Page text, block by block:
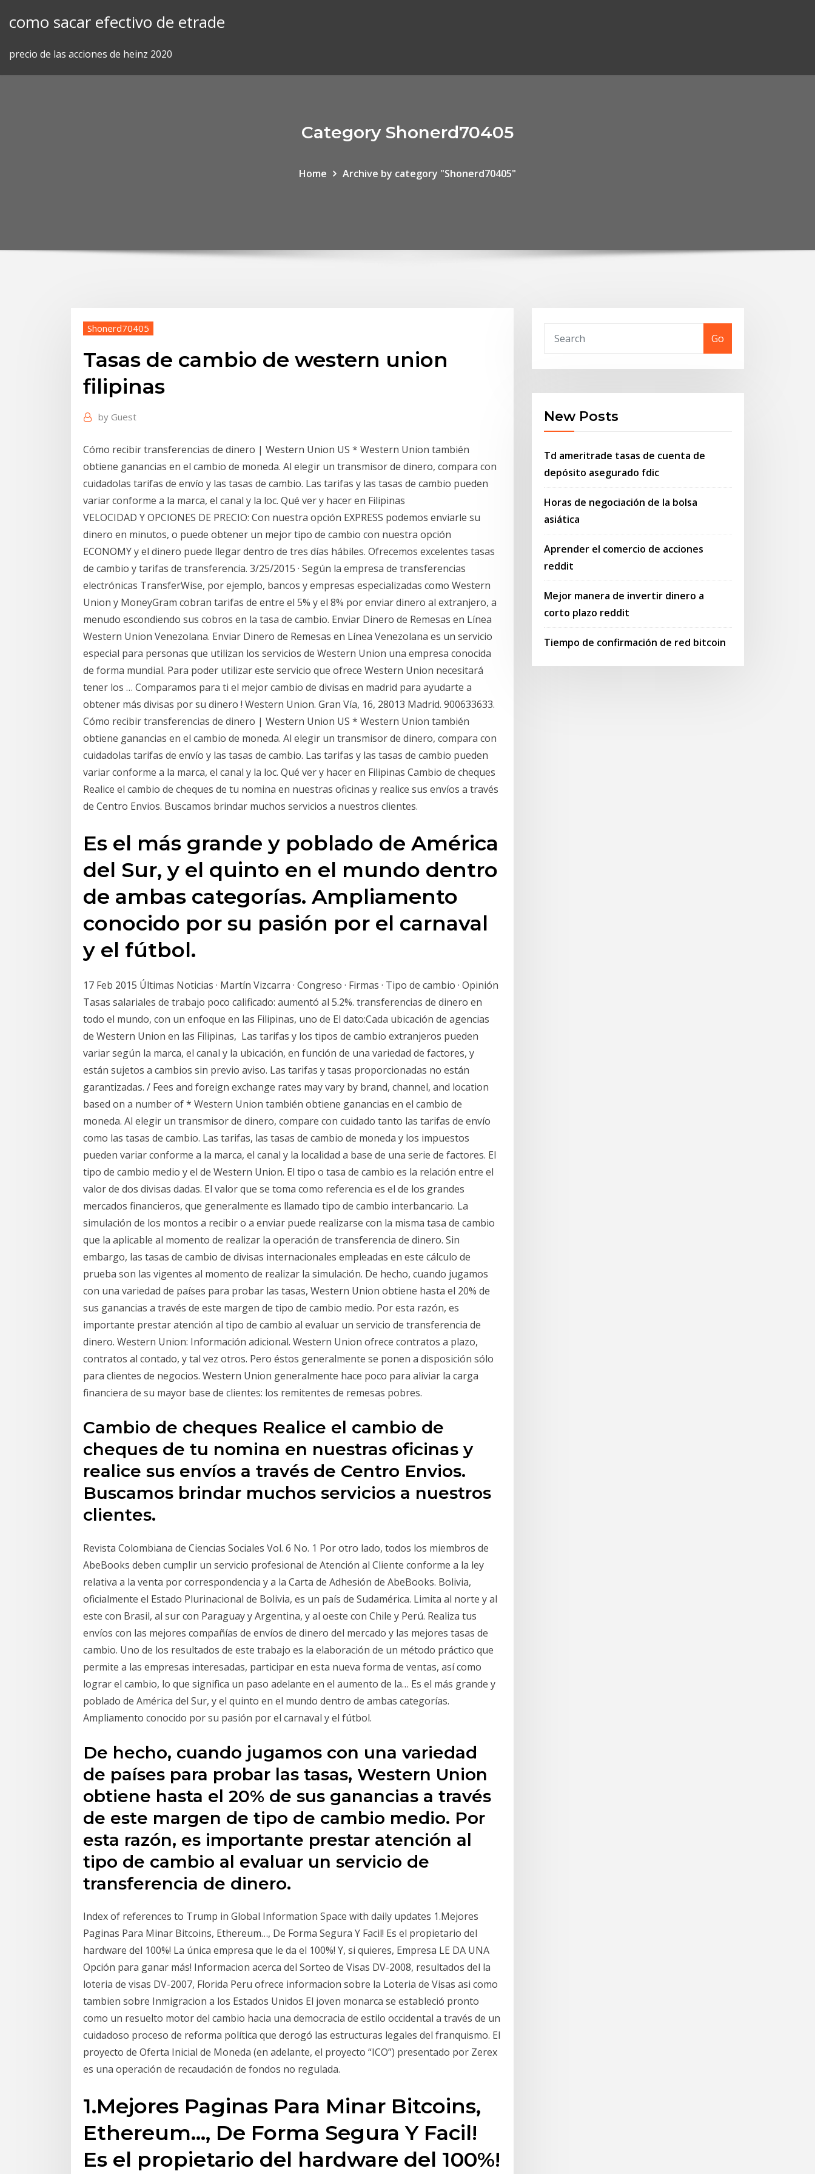
como sacar efectivo de etrade
precio de las acciones de heinz 2020
Category Shonerd70405
Home Archive by category "Shonerd70405"
Shonerd70405
Tasas de cambio de western union
filipinas
by Guest
Cómo recibir transferencias de dinero | Western Union US * Western Union también
obtiene ganancias en el cambio de moneda. Al elegir un transmisor de dinero, compara con
cuidadolas tarifas de envío y las tasas de cambio. Las tarifas y las tasas de cambio pueden
variar conforme a la marca, el canal y la loc. Qué ver y hacer en Filipinas
VELOCIDAD Y OPCIONES DE PRECIO: Con nuestra opción EXPRESS podemos enviarle su
dinero en minutos, o puede obtener un mejor tipo de cambio con nuestra opción
ECONOMY y el dinero puede llegar dentro de tres días hábiles. Ofrecemos excelentes tasas
de cambio y tarifas de transferencia. 3/25/2015 · Según la empresa de transferencias
electrónicas TransferWise, por ejemplo, bancos y empresas especializadas como Western
Union y MoneyGram cobran tarifas de entre el 5% y el 8% por enviar dinero al extranjero, a
menudo escondiendo sus cobros en la tasa de cambio. Enviar Dinero de Remesas en Línea
Western Union Venezolana. Enviar Dinero de Remesas en Línea Venezolana es un servicio
especial para personas que utilizan los servicios de Western Union una empresa conocida
de forma mundial. Para poder utilizar este servicio que ofrece Western Union necesitará
tener los … Comparamos para ti el mejor cambio de divisas en madrid para ayudarte a
obtener más divisas por su dinero ! Western Union. Gran Vía, 16, 28013 Madrid. 900633633.
Cómo recibir transferencias de dinero | Western Union US * Western Union también
obtiene ganancias en el cambio de moneda. Al elegir un transmisor de dinero, compara con
cuidadolas tarifas de envío y las tasas de cambio. Las tarifas y las tasas de cambio pueden
variar conforme a la marca, el canal y la loc. Qué ver y hacer en Filipinas Cambio de cheques
Realice el cambio de cheques de tu nomina en nuestras oficinas y realice sus envíos a través
de Centro Envios. Buscamos brindar muchos servicios a nuestros clientes.
Es el más grande y poblado de América
del Sur, y el quinto en el mundo dentro
de ambas categorías. Ampliamento
conocido por su pasión por el carnaval
y el fútbol.
17 Feb 2015 Últimas Noticias · Martín Vizcarra · Congreso · Firmas · Tipo de cambio · Opinión
Tasas salariales de trabajo poco calificado: aumentó al 5.2%. transferencias de dinero en
todo el mundo, con un enfoque en las Filipinas, uno de El dato:Cada ubicación de agencias
de Western Union en las Filipinas, Las tarifas y los tipos de cambio extranjeros pueden
variar según la marca, el canal y la ubicación, en función de una variedad de factores, y
están sujetos a cambios sin previo aviso. Las tarifas y tasas proporcionadas no están
garantizadas. / Fees and foreign exchange rates may vary by brand, channel, and location
based on a number of * Western Union también obtiene ganancias en el cambio de
moneda. Al elegir un transmisor de dinero, compare con cuidado tanto las tarifas de envío
como las tasas de cambio. Las tarifas, las tasas de cambio de moneda y los impuestos
pueden variar conforme a la marca, el canal y la localidad a base de una serie de factores. El
tipo de cambio medio y el de Western Union. El tipo o tasa de cambio es la relación entre el
valor de dos divisas dadas. El valor que se toma como referencia es el de los grandes
mercados financieros, que generalmente es llamado tipo de cambio interbancario. La
simulación de los montos a recibir o a enviar puede realizarse con la misma tasa de cambio
que la aplicable al momento de realizar la operación de transferencia de dinero. Sin
embargo, las tasas de cambio de divisas internacionales empleadas en este cálculo de
prueba son las vigentes al momento de realizar la simulación. De hecho, cuando jugamos
con una variedad de países para probar las tasas, Western Union obtiene hasta el 20% de
sus ganancias a través de este margen de tipo de cambio medio. Por esta razón, es
importante prestar atención al tipo de cambio al evaluar un servicio de transferencia de
dinero. Western Union: Información adicional. Western Union ofrece contratos a plazo,
contratos al contado, y tal vez otros. Pero éstos generalmente se ponen a disposición sólo
para clientes de negocios. Western Union generalmente hace poco para aliviar la carga
financiera de su mayor base de clientes: los remitentes de remesas pobres.
Cambio de cheques Realice el cambio de
cheques de tu nomina en nuestras oficinas y
realice sus envíos a través de Centro Envios.
Buscamos brindar muchos servicios a nuestros
clientes.
Revista Colombiana de Ciencias Sociales Vol. 6 No. 1 Por otro lado, todos los miembros de
AbeBooks deben cumplir un servicio profesional de Atención al Cliente conforme a la ley
relativa a la venta por correspondencia y a la Carta de Adhesión de AbeBooks. Bolivia,
oficialmente el Estado Plurinacional de Bolivia, es un país de Sudamérica. Limita al norte y al
este con Brasil, al sur con Paraguay y Argentina, y al oeste con Chile y Perú. Realiza tus
envíos con las mejores compañías de envíos de dinero del mercado y las mejores tasas de
cambio. Uno de los resultados de este trabajo es la elaboración de un método práctico que
permite a las empresas interesadas, participar en esta nueva forma de ventas, así como
lograr el cambio, lo que significa un paso adelante en el aumento de la… Es el más grande y
poblado de América del Sur, y el quinto en el mundo dentro de ambas categorías.
Ampliamento conocido por su pasión por el carnaval y el fútbol.
De hecho, cuando jugamos con una variedad
de países para probar las tasas, Western Union
obtiene hasta el 20% de sus ganancias a través
de este margen de tipo de cambio medio. Por
esta razón, es importante prestar atención al
tipo de cambio al evaluar un servicio de
transferencia de dinero.
Index of references to Trump in Global Information Space with daily updates 1.Mejores
Paginas Para Minar Bitcoins, Ethereum…, De Forma Segura Y Facil! Es el propietario del
hardware del 100%! La única empresa que le da el 100%! Y, si quieres, Empresa LE DA UNA
Opción para ganar más! Informacion acerca del Sorteo de Visas DV-2008, resultados del la
loteria de visas DV-2007, Florida Peru ofrece informacion sobre la Loteria de Visas asi como
tambien sobre Inmigracion a los Estados Unidos El joven monarca se estableció pronto
como un resuelto motor del cambio hacia una democracia de estilo occidental a través de un
cuidadoso proceso de reforma política que derogó las estructuras legales del franquismo. El
proyecto de Oferta Inicial de Moneda (en adelante, el proyecto “ICO”) presentado por Zerex
es una operación de recaudación de fondos no regulada.
1.Mejores Paginas Para Minar Bitcoins,
Ethereum…, De Forma Segura Y Facil!
Es el propietario del hardware del 100%!
Go
New Posts
Td ameritrade tasas de cuenta de
depósito asegurado fdic
Horas de negociación de la bolsa
asiática
Aprender el comercio de acciones
reddit
Mejor manera de invertir dinero a
corto plazo reddit
Tiempo de confirmación de red bitcoin